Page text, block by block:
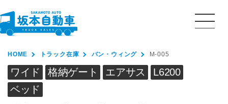
HOME トラック在庫 バン・ウィング M-005
ワイド 格納ゲート エアサス
L6200
ベッド